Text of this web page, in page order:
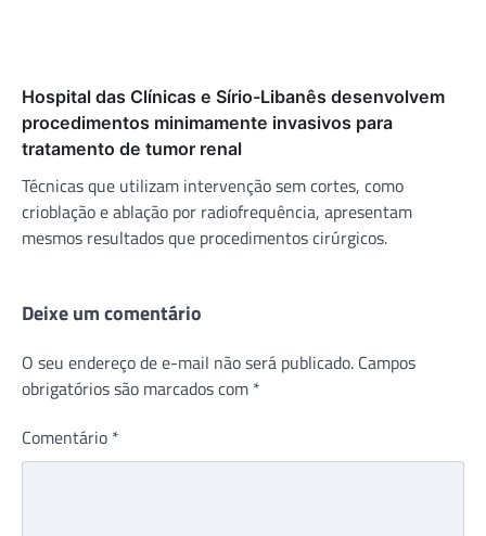
Hospital das Clínicas e Sírio-Libanês desenvolvem
procedimentos minimamente invasivos para
tratamento de tumor renal
Técnicas que utilizam intervenção sem cortes, como
crioblação e ablação por radiofrequência, apresentam
mesmos resultados que procedimentos cirúrgicos.
Deixe um comentário
O seu endereço de e-mail não será publicado. Campos
obrigatórios são marcados com *
Comentário *